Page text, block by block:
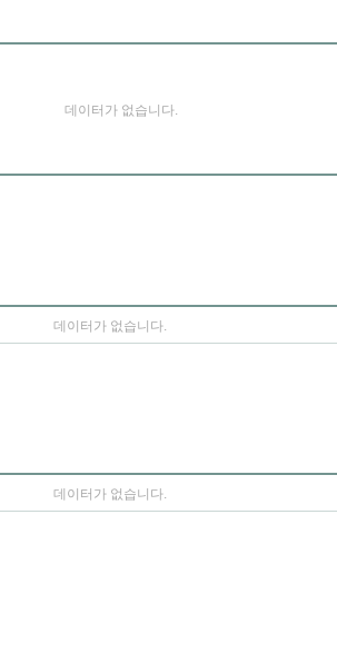
데이터가 없습니다.
데이터가 없습니다.
데이터가 없습니다.